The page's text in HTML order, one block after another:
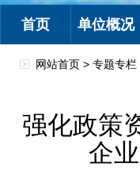
首页 单位概况
网站首页 > 专题专栏
强化政策
企